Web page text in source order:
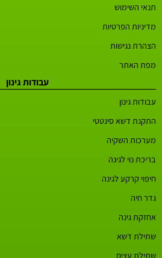
תנאי השימוש
מדיניות הפרטיות
הצהרת נגישות
מפת האתר
עבודות גינון
עבודות גינון
התקנת דשא סינטטי
מערכות השקיה
בריכת נוי לגינה
חיפוי קרקע לגינה
גדר חיה
אחזקת גינה
שתילת דשא
שתילת עצים